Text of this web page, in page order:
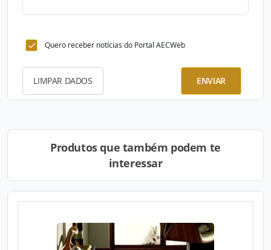
Quero receber notícias do Portal AECWeb
LIMPAR DADOS ENVIAR
Produtos que também podem te
interessar